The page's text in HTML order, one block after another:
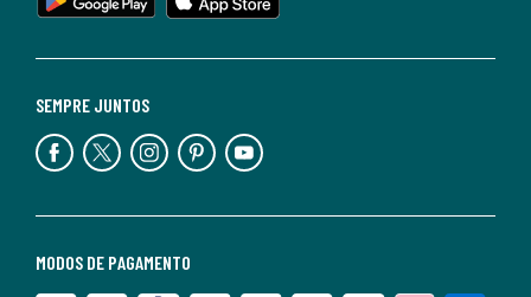
MODOS DE PAGAMENTO
SEMPRE JUNTOS